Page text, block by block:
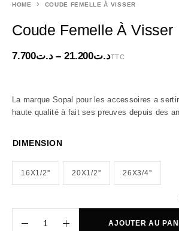
HOME COUDE FEMELLE À VISSER
Coude Femelle À Visser
د.ت7.700 – د.ت21.200 TTC
La marque Sopal pour les accessoires a
haute qualité à fait ses preuves depuis des
DIMENSION
16X1/2'' 20X1/2'' 26X3/4''
AJOUTER AU